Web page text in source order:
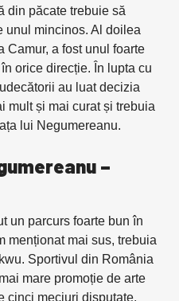
din păcate trebuie să
unul mincinos. Al doilea
Camur, a fost unul foarte
orice direcție. În lupta cu
au luat decizia
mult și mai curat și trebuia
lui Negumereanu.
–
un parcurs foarte bun în
menționat mai sus, trebuia
Sportivul din România
mare promoție de arte
cinci meciuri disputate.